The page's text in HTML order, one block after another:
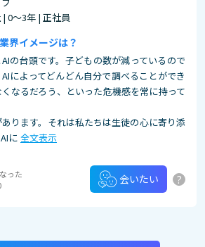
0～3年 | 正社員
界イメージは？
の台頭です。子どもの数が減っているので
によってどんどん自分で調べることができ
なるだろう、といった危機感を常に持って
ります。それは私たちは生徒の心に寄り添
に 全文表示
った
会いたい ?